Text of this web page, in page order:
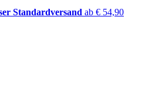
Standardversand ab € 54,90